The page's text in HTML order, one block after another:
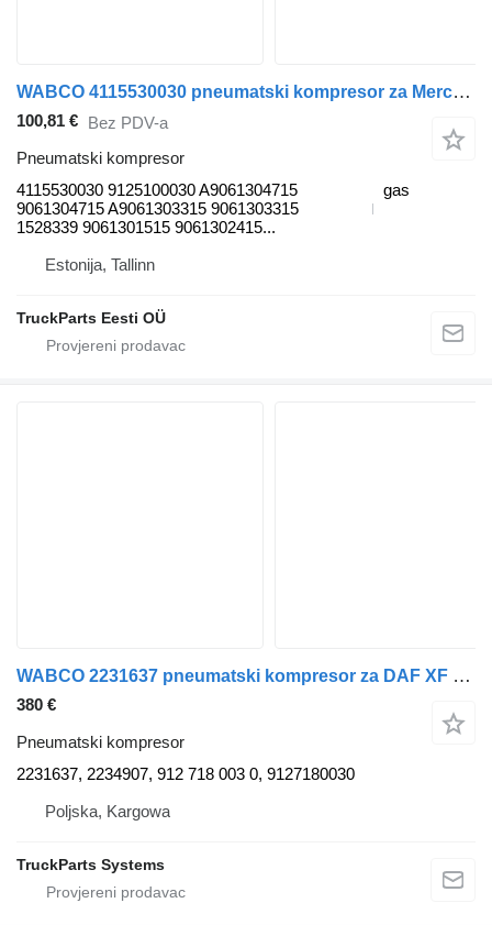
WABCO 4115530030 pneumatski kompresor za Mercedes-Benz Econic (1998-2014) kamiona
100,81 € Bez PDV-a
Pneumatski kompresor
4115530030 9125100030 A9061304715
9061304715 A9061303315 9061303315
1528339 9061301515 9061302415...
gas
Estonija, Tallinn
TruckParts Eesti OÜ
WABCO 2231637 pneumatski kompresor za DAF XF 106 kamiona
380 €
Pneumatski kompresor
2231637, 2234907, 912 718 003 0, 9127180030
Poljska, Kargowa
TruckParts Systems